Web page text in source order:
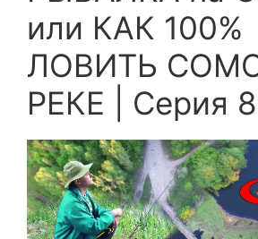
или КАК 100%
ЛОВИТЬ
РЕКЕ | Серия 8